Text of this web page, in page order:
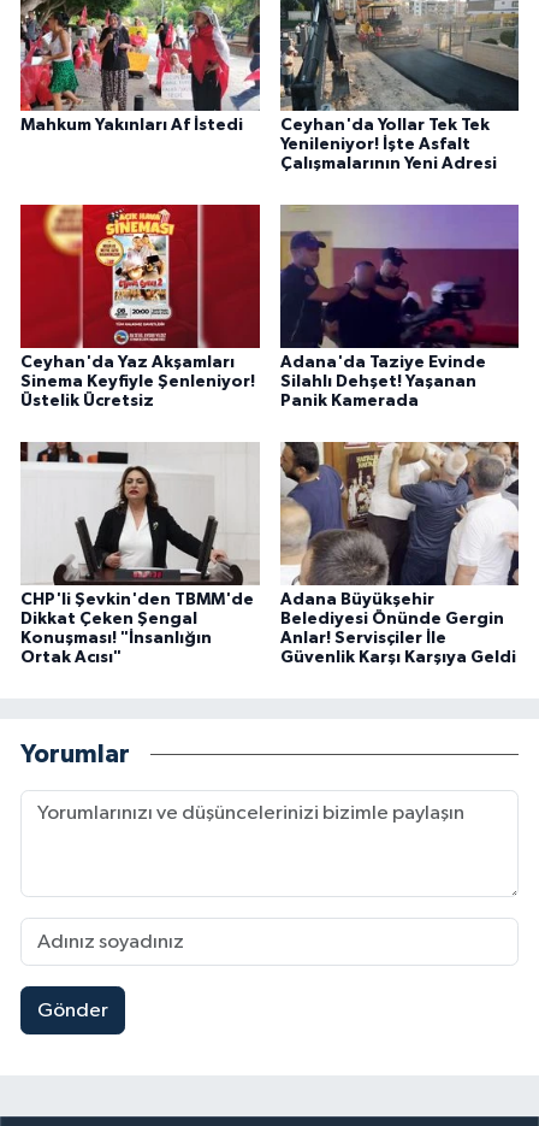
Mahkum Yakınları Af İstedi
Ceyhan'da Yollar Tek Tek
Yenileniyor! İşte Asfalt
Çalışmalarının Yeni Adresi
Ceyhan'da Yaz Akşamları
Sinema Keyfiyle Şenleniyor!
Üstelik Ücretsiz
Adana'da Taziye Evinde
Silahlı Dehşet! Yaşanan
Panik Kamerada
CHP'li Şevkin'den TBMM'de
Dikkat Çeken Şengal
Konuşması! "İnsanlığın
Ortak Acısı"
Adana Büyükşehir
Belediyesi Önünde Gergin
Anlar! Servisçiler İle
Güvenlik Karşı Karşıya Geldi
Yorumlar
Gönder